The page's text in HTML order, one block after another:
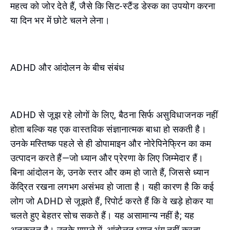
महत्व को जोर देते हैं, जैसे कि सिट-स्टैंड डेस्क का उपयोग करना
या दिन भर में छोटे चलने लेना।
ADHD और आंदोलन के बीच संबंध
ADHD से जूझ रहे लोगों के लिए, बैठना सिर्फ असुविधाजनक नहीं
होता बल्कि यह एक वास्तविक संज्ञानात्मक बाधा हो सकती है।
उनके मस्तिष्क पहले से ही डोपामाइन और नोरेपिनेफ्रिन का कम
उत्पादन करते हैं—जो ध्यान और प्रेरणा के लिए जिम्मेदार हैं।
बिना आंदोलन के, उनके स्तर और कम हो जाते हैं, जिससे ध्यान
केंद्रित रखना लगभग असंभव हो जाता है। यही कारण है कि कई
लोग जो ADHD से जूझते हैं, रिपोर्ट करते हैं कि वे खड़े होकर या
चलते हुए बेहतर सोच सकते हैं। यह असामान्य नहीं है; यह